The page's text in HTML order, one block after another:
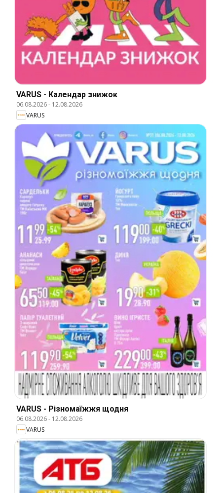
VARUS - Календар знижок
06.08.2026- 12.08.2026
VARUS
VARUS - Різномаїжжя щодня
06.08.2026- 12.08.2026
VARUS